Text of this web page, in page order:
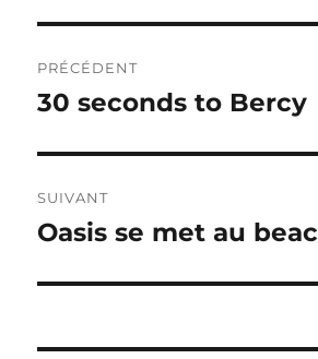
de
PRÉCÉDENT
Publication
30 seconds to Bercy
SUIVANT
Publication
Oasis se met au